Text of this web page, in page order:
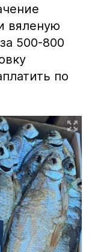
вяленую
500-800
по